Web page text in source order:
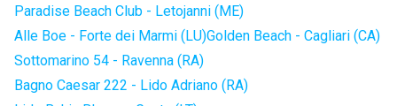
Paradise Beach Club - Letojanni (ME)
Alle Boe - Forte dei Marmi (LU)Golden Beach - Cagliari (CA)
Sottomarino 54 - Ravenna (RA)
Bagno Caesar 222 - Lido Adriano (RA)